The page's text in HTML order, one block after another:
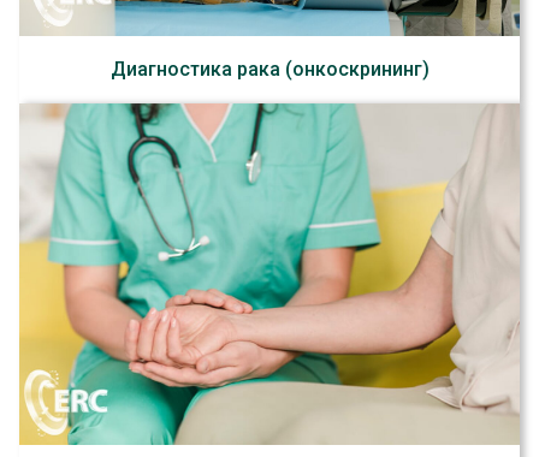
Диагностика рака (онкоскрининг)